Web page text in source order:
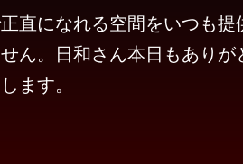
直になれる空間をいつも提
ん。日和さん本日もありが
ます。